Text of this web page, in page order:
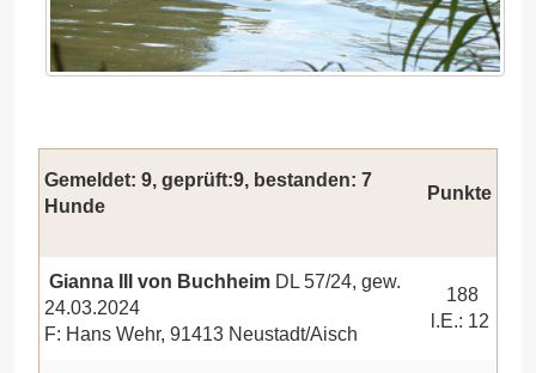
Gemeldet: 9, geprüft:9, bestanden: 7
Hunde
Punkte
Gianna III von Buchheim DL 57/24, gew.
24.03.2024
F: Hans Wehr, 91413 Neustadt/Aisch
188
l.E.: 12